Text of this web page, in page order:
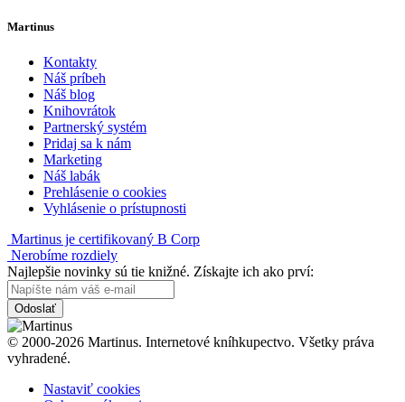
Martinus
Kontakty
Náš príbeh
Náš blog
Knihovrátok
Partnerský systém
Pridaj sa k nám
Marketing
Náš labák
Prehlásenie o cookies
Vyhlásenie o prístupnosti
Martinus je certifikovaný B Corp
Nerobíme rozdiely
Najlepšie novinky sú tie knižné. Získajte ich ako prví:
Odoslať
© 2000-2026 Martinus. Internetové kníhkupectvo. Všetky práva
vyhradené.
Nastaviť cookies